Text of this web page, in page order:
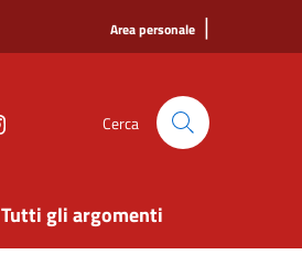
Area personale |
Cerca
Tutti gli argomenti